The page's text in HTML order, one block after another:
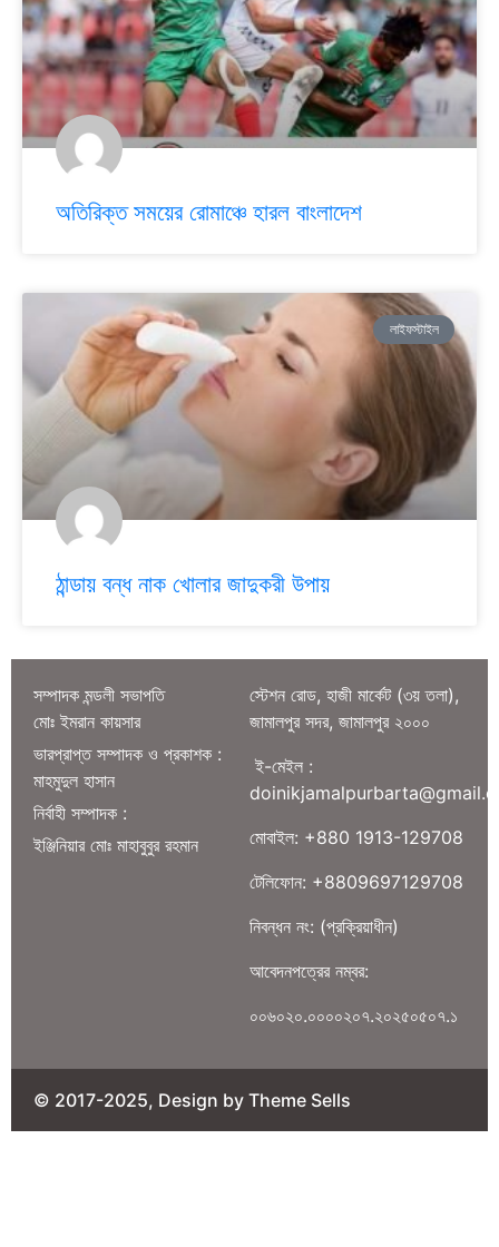
অতিরিক্ত সময়ের রোমাঞ্চে হারল বাংলাদেশ
লাইফস্টাইল
ঠান্ডায় বন্ধ নাক খোলার জাদুকরী উপায়
সম্পাদক মন্ডলী সভাপতি
মোঃ ইমরান কায়সার
ভারপ্রাপ্ত সম্পাদক ও প্রকাশক :
মাহমুদুল হাসান
নির্বাহী সম্পাদক :
ইঞ্জিনিয়ার মোঃ মাহাবুবুর রহমান
স্টেশন রোড, হাজী মার্কেট (৩য় তলা),
জামালপুর সদর, জামালপুর ২০০০
ই-মেইল :
মোবাইল: +880 1913-129708
টেলিফোন: +8809697129708
নিবন্ধন নং: (প্রক্রিয়াধীন)
আবেদনপত্রের নম্বর:
০০৬০২০.০০০০২০৭.২০২৫০৫০৭.১
© 2017-2025, Design by Theme Sells